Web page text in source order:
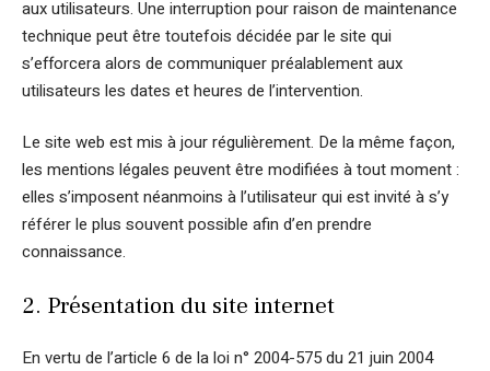
aux utilisateurs. Une interruption pour raison de maintenance
technique peut être toutefois décidée par le site qui
s’efforcera alors de communiquer préalablement aux
utilisateurs les dates et heures de l’intervention.
Le site web est mis à jour régulièrement. De la même façon,
les mentions légales peuvent être modifiées à tout moment :
elles s’imposent néanmoins à l’utilisateur qui est invité à s’y
référer le plus souvent possible afin d’en prendre
connaissance.
2. Présentation du site internet
En vertu de l’article 6 de la loi n° 2004-575 du 21 juin 2004